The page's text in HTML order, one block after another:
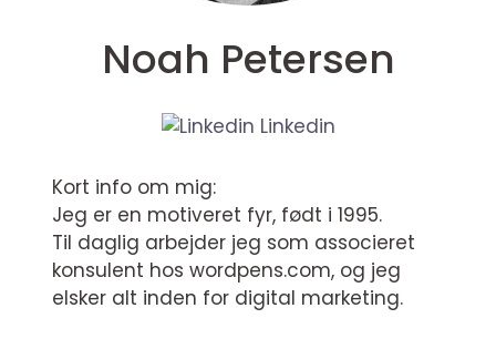
Noah Petersen
Linkedin
Kort info om mig:
Jeg er en motiveret fyr, født i 1995.
Til daglig arbejder jeg som associeret
konsulent hos wordpens.com, og jeg
elsker alt inden for digital marketing.